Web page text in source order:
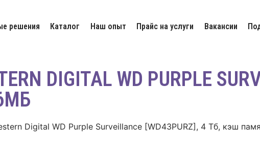
решения Каталог Наш опыт Прайс на услуги Вакансии
DIGITAL WD PURPLE
Digital WD Purple Surveillance [WD43PURZ], 4 Тб, кэш